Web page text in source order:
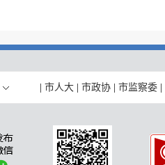
市人大 市政协 市监察委